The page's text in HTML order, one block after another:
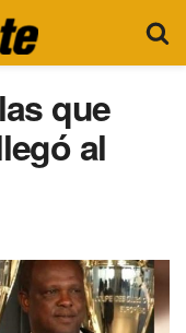
que
al